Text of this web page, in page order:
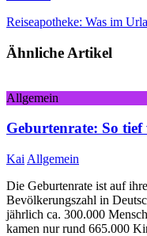
Reiseapotheke: Was im
Ähnliche Artikel
Allgemein
Geburtenrate: So tief
Kai Allgemein
Die Geburtenrate ist auf
Bevölkerungszahl in
jährlich ca. 300.000
kamen nur rund 665.000